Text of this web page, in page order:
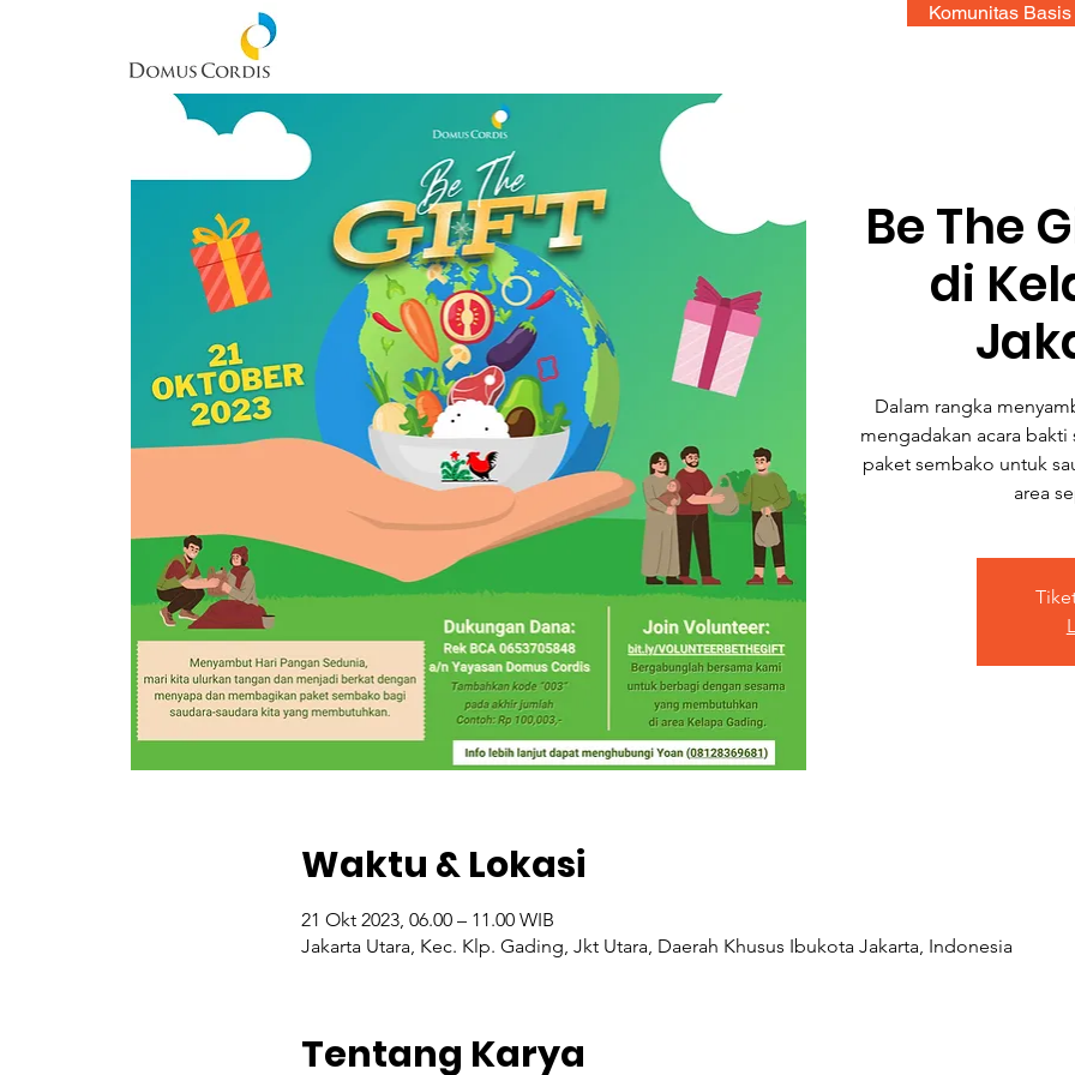
Komunitas Basis
Be The
di
Dalam rangka
mengadakan acara
paket sembako untuk
area
Waktu & Lokasi
21 Okt 2023, 06.00 – 11.00 WIB
Jakarta Utara, Kec. Klp. Gading, Jkt Utara, Daerah Khusus Ibukota Jakarta, Indonesia
Tentang Karya